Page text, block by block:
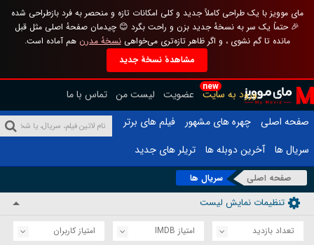
مای موویز با یک طراحی کاملاً جدید و کلی امکانات تازه و منحصر به فرد بازطراحی شده
🎉 حتماً یک سر به نسخهٔ جدید بزن و راحت بگرد 😊 چیدمان صفحهٔ اصلی مثل قبل
مانده تا گم نشوی ، و اگر ظاهر تازه‌تری می‌خواهینسخهٔ مدرن هم آماده است.
مشاهدهٔ نسخهٔ جدید
new
ورود به سایت عضویت لیست من تماس با ما
صفحه اصلی
چهره های مشهور
فیلم های برتر
سریال ها
آخرین دوبله ها تریلر های جدید
صفحه اصلی سریال ها
تنظیمات نمایش لیست
تعداد بازدید امتیاز IMDB
امتیاز کاربران